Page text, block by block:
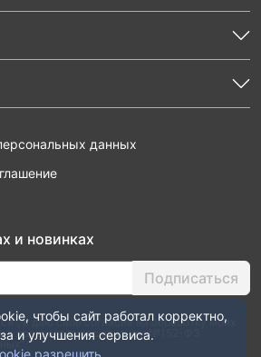
данных
и новинках
Подписаться
я даю свое согласие на обработку моих
в соответствии с законом №152-ФЗ
чтобы сайт работал корректно,
и улучшения сервиса.
разрешить